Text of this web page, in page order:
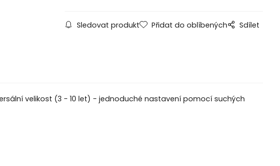
Sledovat produkt Přidat do oblíbených Sdílet
velikost (3 - 10 let) - jednoduché nastavení pomocí suchých